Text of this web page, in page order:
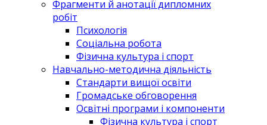
Фрагменти й анотації дипломних
робіт
Психологія
Соціальна робота
Фізична культура і спорт
Навчально-методична діяльність
Стандарти вищої освіти
Громадське обговорення
Освітні програми і компоненти
Фізична культура і спорт